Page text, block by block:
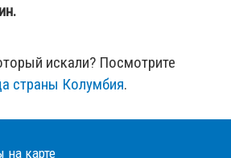
искали? Посмотрите
страны Колумбия.
на карте